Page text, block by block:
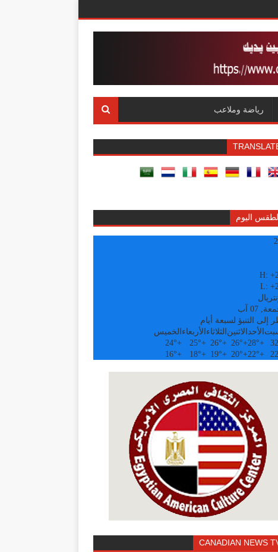
رياضة وملاعب
اليوم
H: +
L: +
07 آب
إلى التنبؤ لسبعة أيام
الأحد الاثنين الثلاثاء الأربعاء الخميس
+
28°
+
26°
+
26°
+
25°
+
24°
+
22°
+
20°
+
19°
+
18°
+
16°
CANADIAN NEWS